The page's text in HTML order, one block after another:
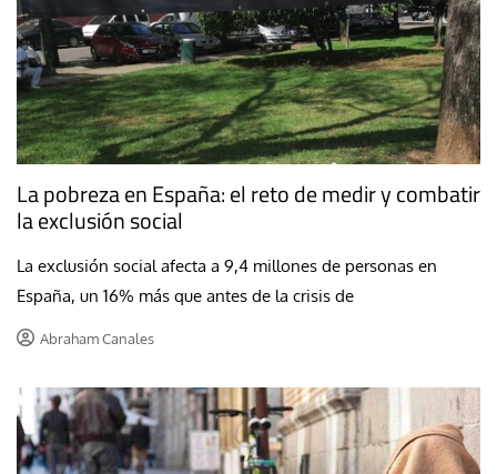
La pobreza en España: el reto de medir y combatir
la exclusión social
La exclusión social afecta a 9,4 millones de personas en
España, un 16% más que antes de la crisis de
Abraham Canales